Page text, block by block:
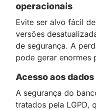
operacionais
Evite ser alvo fácil
versões
de segurança. A
pode gerar enormes
Acesso aos dados
A segurança do
tratados pela LGPD,